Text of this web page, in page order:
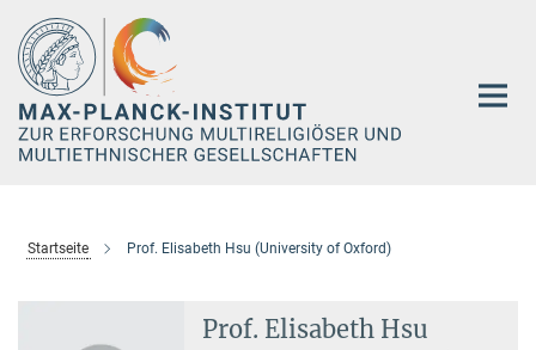
Hauptinhalt
Startseite Prof. Elisabeth Hsu (University of Oxford)
Prof. Elisabeth Hsu